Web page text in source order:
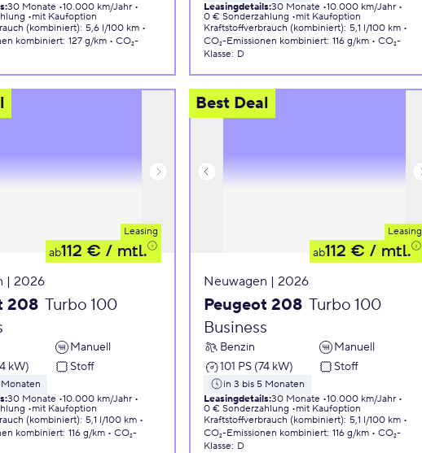
:30 Monate 10.000 km/Jahr
mit Kaufoption
(kombiniert): 5,6 l/100 km
kombiniert: 127 g/km
CO₂-
Leasingdetails:30 Monate 10.000 km/Jahr
0 € Sonderzahlung
mit Kaufoption
Kraftstoffverbrauch (kombiniert): 5,1 l/100 km
CO₂-Emissionen kombiniert: 116 g/km
CO₂-
Klasse: D
Leasing
ab112 € / mtl.
| 2026
208 Turbo 100
Manuell
kW)
Stoff
:30 Monate 10.000 km/Jahr
mit Kaufoption
(kombiniert): 5,1 l/100 km
kombiniert: 116 g/km
CO₂-
Best Deal
Leasing
ab112 € / mtl.
Neuwagen | 2026
Peugeot 208 Turbo 100
Business
Benzin
Manuell
101 PS (74 kW)
Stoff
in 3 bis 5 Monaten
Leasingdetails:30 Monate 10.000 km/Jahr
0 € Sonderzahlung
mit Kaufoption
Kraftstoffverbrauch (kombiniert): 5,1 l/100 km
CO₂-Emissionen kombiniert: 116 g/km
CO₂-
Klasse: D